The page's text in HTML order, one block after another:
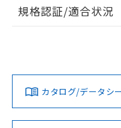
ログ
ダウンロードデータをご
みください。
ソフトウェアの使用条件
EU RoHS 注意事項・
対応済み
規格認証/適合状況
カタログ/データシ
欄に対応日を記載
既に当社にて対